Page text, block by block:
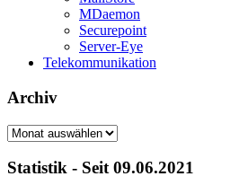
MDaemon
Securepoint
Server-Eye
Telekommunikation
Archiv
Archiv
Statistik - Seit 09.06.2021